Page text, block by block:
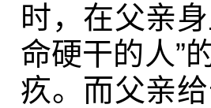
时，在父亲
命硬干的人”
疚。而父亲